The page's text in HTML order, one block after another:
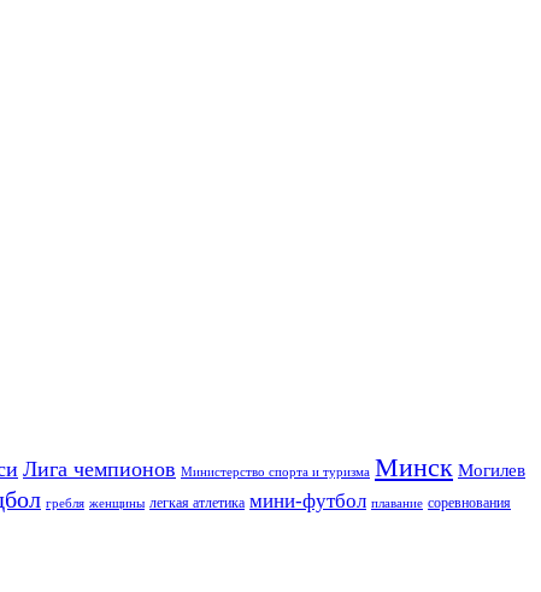
Лига чемпионов Министерство спорта и туризма Минск Могилев
гребля женщины легкая атлетика мини-футбол плавание соревнования